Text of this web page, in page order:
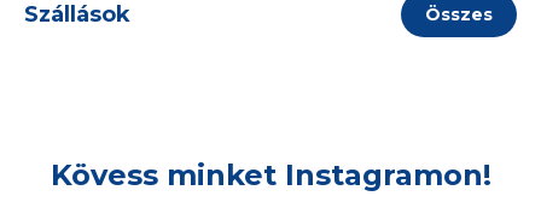
Szállások Összes
Kövess minket Instagramon!